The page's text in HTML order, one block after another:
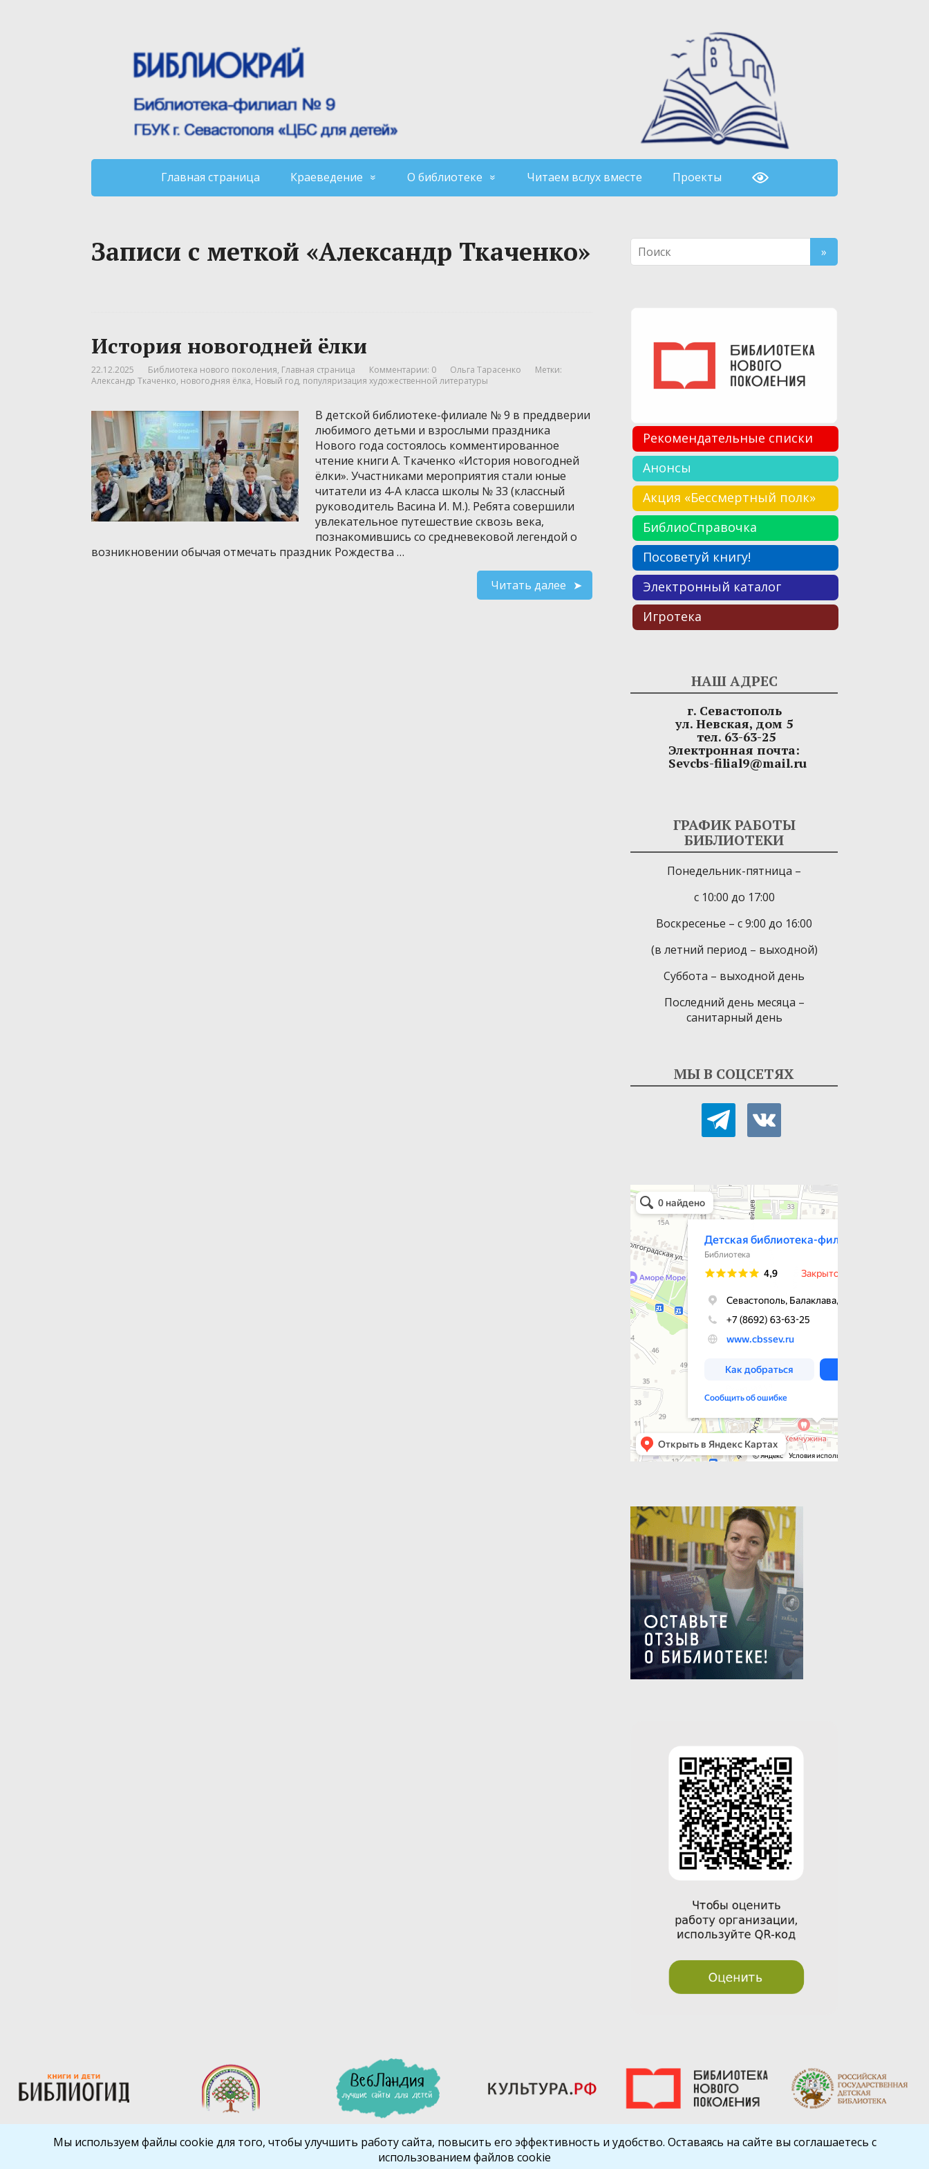
Главная страница Краеведение О библиотеке Читаем вслух вместе Проекты
Записи с меткой «Александр Ткаченко»
История новогодней ёлки
22.12.2025 Библиотека нового поколения, Главная страница Комментарии: 0 Ольга Тарасенко
Метки:
Александр Ткаченко, новогодняя ёлка, Новый год, популяризация художественной литературы
В детской библиотеке-филиале № 9 в преддверии
любимого детьми и взрослыми праздника
Нового года состоялось комментированное
чтение книги А. Ткаченко «История новогодней
ёлки». Участниками мероприятия стали юные
читатели из 4-А класса школы № 33 (классный
руководитель Васина И. М.). Ребята совершили
увлекательное путешествие сквозь века,
познакомившись со средневековой легендой о
возникновении обычая отмечать праздник Рождества …
Читать далее
Рекомендательные списки
Анонсы
Акция «Бессмертный полк»
БиблиоСправочка
Посоветуй книгу!
Электронный каталог
Игротека
НАШ АДРЕС
г. Севастополь
ул. Невская, дом 5
тел. 63-63-25
Электронная почта:
Sevcbs-filial9@mail.ru
ГРАФИК РАБОТЫ
БИБЛИОТЕКИ
Понедельник-пятница –
с 10:00 до 17:00
Воскресенье – с 9:00 до 16:00
(в летний период – выходной)
Суббота – выходной день
Последний день месяца –
санитарный день
МЫ В СОЦСЕТЯХ
telegram vkontakte
Детская библиотека-филиал № 9
Библиотека в Севастополе
Библиокрай
Мы используем файлы cookie для того, чтобы улучшить работу сайта, повысить его эффективность и удобство. Оставаясь на сайте вы соглашаетесь с
использованием файлов cookie